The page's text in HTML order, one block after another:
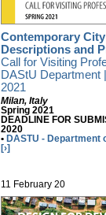
Contemporary City
Descriptions and
Call for Visiting
DAStU Department
2021
Milan, Italy
Spring 2021
DEADLINE FOR
2020
• DASTU - Department
[›]
11 February 20